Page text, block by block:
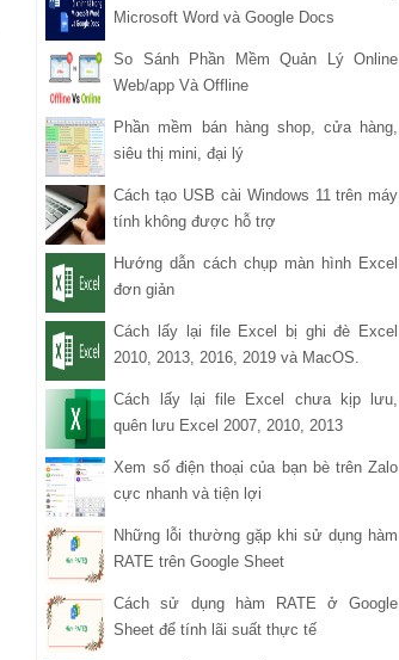
Microsoft Word và Google Docs
So Sánh Phần Mềm Quản Lý Online
Web/app Và Offline
Phần mềm bán hàng shop, cửa hàng,
siêu thị mini, đại lý
Cách tạo USB cài Windows 11 trên máy
tính không được hỗ trợ
Hướng dẫn cách chụp màn hình Excel
đơn giản
Cách lấy lại file Excel bị ghi đè Excel
2010, 2013, 2016, 2019 và MacOS.
Cách lấy lại file Excel chưa kịp lưu,
quên lưu Excel 2007, 2010, 2013
Xem số điện thoại của bạn bè trên Zalo
cực nhanh và tiện lợi
Những lỗi thường gặp khi sử dụng hàm
RATE trên Google Sheet
Cách sử dụng hàm RATE ở Google
Sheet để tính lãi suất thực tế